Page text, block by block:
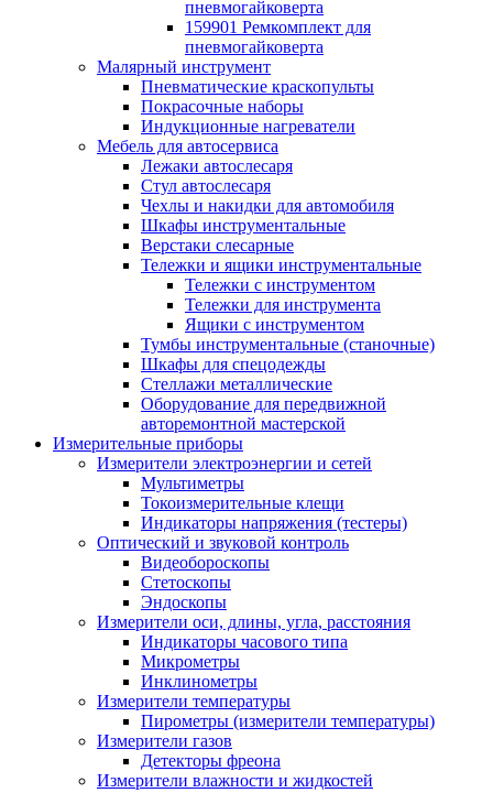
пневмогайковерта
159901 Ремкомплект для
пневмогайковерта
Малярный инструмент
Пневматические краскопульты
Покрасочные наборы
Индукционные нагреватели
Мебель для автосервиса
Лежаки автослесаря
Стул автослесаря
Чехлы и накидки для автомобиля
Шкафы инструментальные
Верстаки слесарные
Тележки и ящики инструментальные
Тележки с инструментом
Тележки для инструмента
Ящики с инструментом
Тумбы инструментальные (станочные)
Шкафы для спецодежды
Стеллажи металлические
Оборудование для передвижной
авторемонтной мастерской
Измерительные приборы
Измерители электроэнергии и сетей
Мультиметры
Токоизмерительные клещи
Индикаторы напряжения (тестеры)
Оптический и звуковой контроль
Видеобороскопы
Стетоскопы
Эндоскопы
Измерители оси, длины, угла, расстояния
Индикаторы часового типа
Микрометры
Инклинометры
Измерители температуры
Пирометры (измерители температуры)
Измерители газов
Детекторы фреона
Измерители влажности и жидкостей